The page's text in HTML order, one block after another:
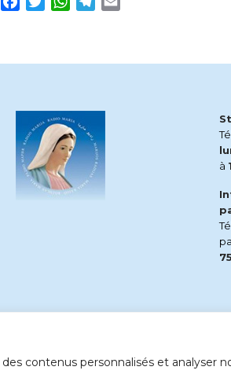
contenus personnalisés et analyser
à
75